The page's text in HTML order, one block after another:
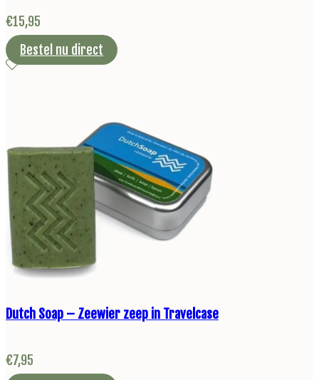
€15,95
Bestel nu direct
Dutch Soap – Zeewier zeep in Travelcase
€7,95